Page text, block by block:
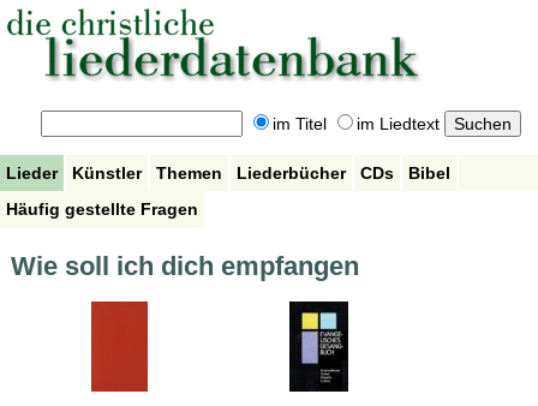
im Titel im Liedtext
Lieder Künstler Themen Liederbücher CDs
Bibel
Häufig gestellte Fragen
Wie soll ich dich empfangen